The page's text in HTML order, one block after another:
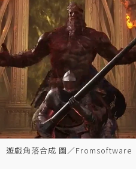
遊戲角落合成 圖／Fromsoftware